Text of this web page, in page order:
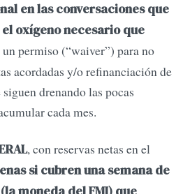
en las conversaciones que
oxígeno necesario que
permiso (“waiver”) para no
acordadas y/o refinanciación de
drenando las pocas
cada mes.
, con reservas netas en el
si cubren una semana de